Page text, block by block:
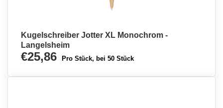
Kugelschreiber Jotter XL Monochrom -
Langelsheim
€25,86 Pro Stück, bei 50 Stück